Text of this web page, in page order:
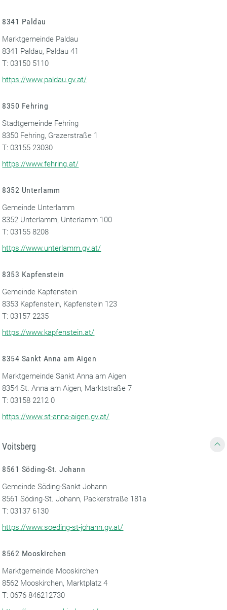
8341 Paldau
Marktgemeinde Paldau
8341 Paldau, Paldau 41
T: 03150 5110
https://www.paldau.gv.at/
8350 Fehring
Stadtgemeinde Fehring
8350 Fehring, Grazerstraße 1
T: 03155 23030
https://www.fehring.at/
8352 Unterlamm
Gemeinde Unterlamm
8352 Unterlamm, Unterlamm 100
T: 03155 8208
https://www.unterlamm.gv.at/
8353 Kapfenstein
Gemeinde Kapfenstein
8353 Kapfenstein, Kapfenstein 123
T: 03157 2235
https://www.kapfenstein.at/
8354 Sankt Anna am Aigen
Marktgemeinde Sankt Anna am Aigen
8354 St. Anna am Aigen, Marktstraße 7
T: 03158 2212 0
https://www.st-anna-aigen.gv.at/
Voitsberg
8561 Söding-St. Johann
Gemeinde Söding-Sankt Johann
8561 Söding-St. Johann, Packerstraße 181a
T: 03137 6130
https://www.soeding-st-johann.gv.at/
8562 Mooskirchen
Marktgemeinde Mooskirchen
8562 Mooskirchen, Marktplatz 4
T: 0676 846212730